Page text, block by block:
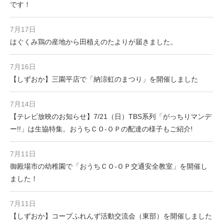
です！
7月17日
はぐくみ鶏の産地から田植えのたよりが届きました。
7月16日
【しずおか】三園平店で「納涼虹のまつり」を開催しました
7月14日
【テレビ放映のお知らせ】7/21（日）TBS系列「がっちりマンデ
ー!!」は生協特集。おうちＣＯ-ＯＰの配達の様子もご紹介!
7月11日
御殿場市の幼稚園で「おうちＣＯ-ＯＰ交通安全教室」を開催し
ました！
7月11日
【しずおか】コープふれんず活動交流会（東部）を開催しました